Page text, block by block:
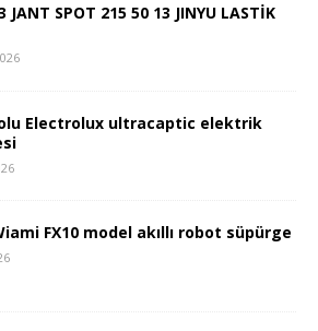
JANT SPOT 215 50 13 JINYU LASTİK
Electrolux ultracaptic elektrik
FX10 model akıllı robot süpürge